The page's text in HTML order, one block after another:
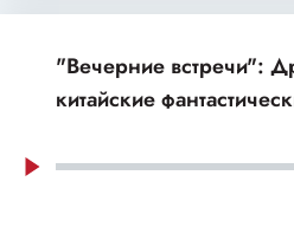
"Вечерние встречи":
китайские